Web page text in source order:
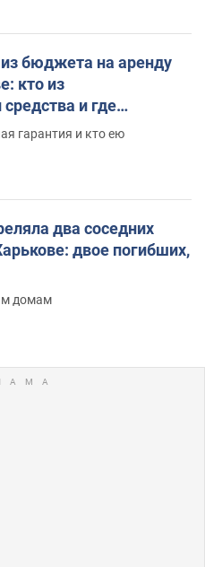
бюджета на аренду
кто из
и где
гарантия и кто ею
два соседних
двое погибших,
домам